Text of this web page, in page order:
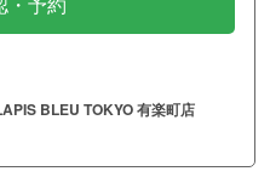
・予約
BLEU TOKYO 有楽町店